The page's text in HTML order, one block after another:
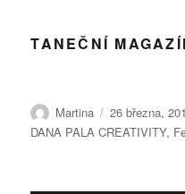
TANEČNÍ
Autor:
Martina Publikováno:
26 března,
DANA PALA CREATIVITY,